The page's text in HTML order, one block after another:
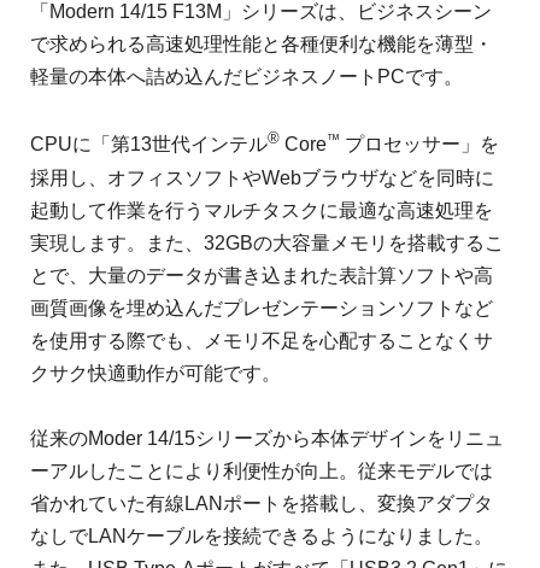
「Modern 14/15 F13M」シリーズは、ビジネスシーン
で求められる高速処理性能と各種便利な機能を薄型・
軽量の本体へ詰め込んだビジネスノートPCです。
CPUに「第13世代インテル® Core™ プロセッサー」を
採用し、オフィスソフトやWebブラウザなどを同時に
起動して作業を行うマルチタスクに最適な高速処理を
実現します。また、32GBの大容量メモリを搭載するこ
とで、大量のデータが書き込まれた表計算ソフトや高
画質画像を埋め込んだプレゼンテーションソフトなど
を使用する際でも、メモリ不足を心配することなくサ
クサク快適動作が可能です。
従来のModer 14/15シリーズから本体デザインをリニュ
ーアルしたことにより利便性が向上。従来モデルでは
省かれていた有線LANポートを搭載し、変換アダプタ
なしでLANケーブルを接続できるようになりました。